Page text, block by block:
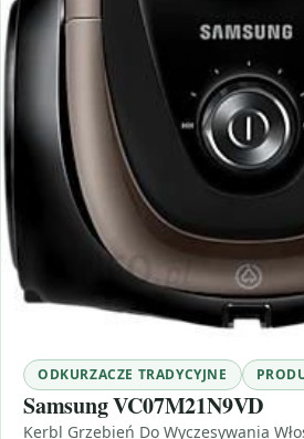
ODKURZACZE TRADYCYJNE
Samsung VC07M21N9VD
Kerbl Grzebień Do Wyczesywania